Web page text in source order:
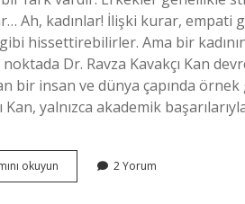
Ah, kadınlar! İlişki kurar,
hissettirebilirler. Ama bir
Dr. Ravza Kavakçı Kan
bir insan ve dünya çapında örnek
Kan, yalnızca akademik
okuyun
Ravza
2 Yorum